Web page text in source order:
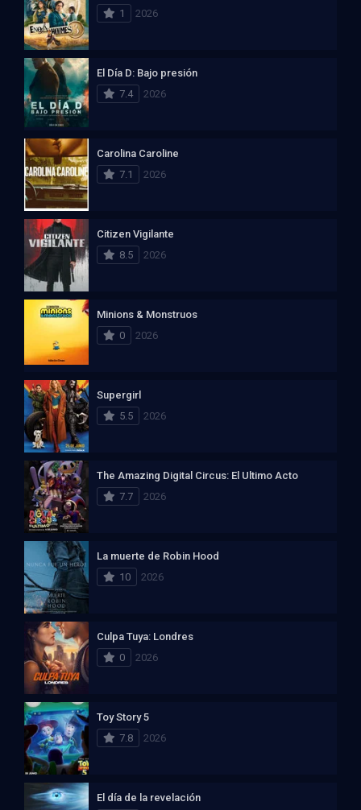
1
2026
El Día D: Bajo presión
7.4
2026
Carolina Caroline
7.1
2026
Citizen Vigilante
8.5
2026
Minions & Monstruos
0
2026
Supergirl
5.5
2026
The Amazing Digital Circus: El Ultimo Acto
7.7
2026
La muerte de Robin Hood
10
2026
Culpa Tuya: Londres
0
2026
Toy Story 5
7.8
2026
El día de la revelación